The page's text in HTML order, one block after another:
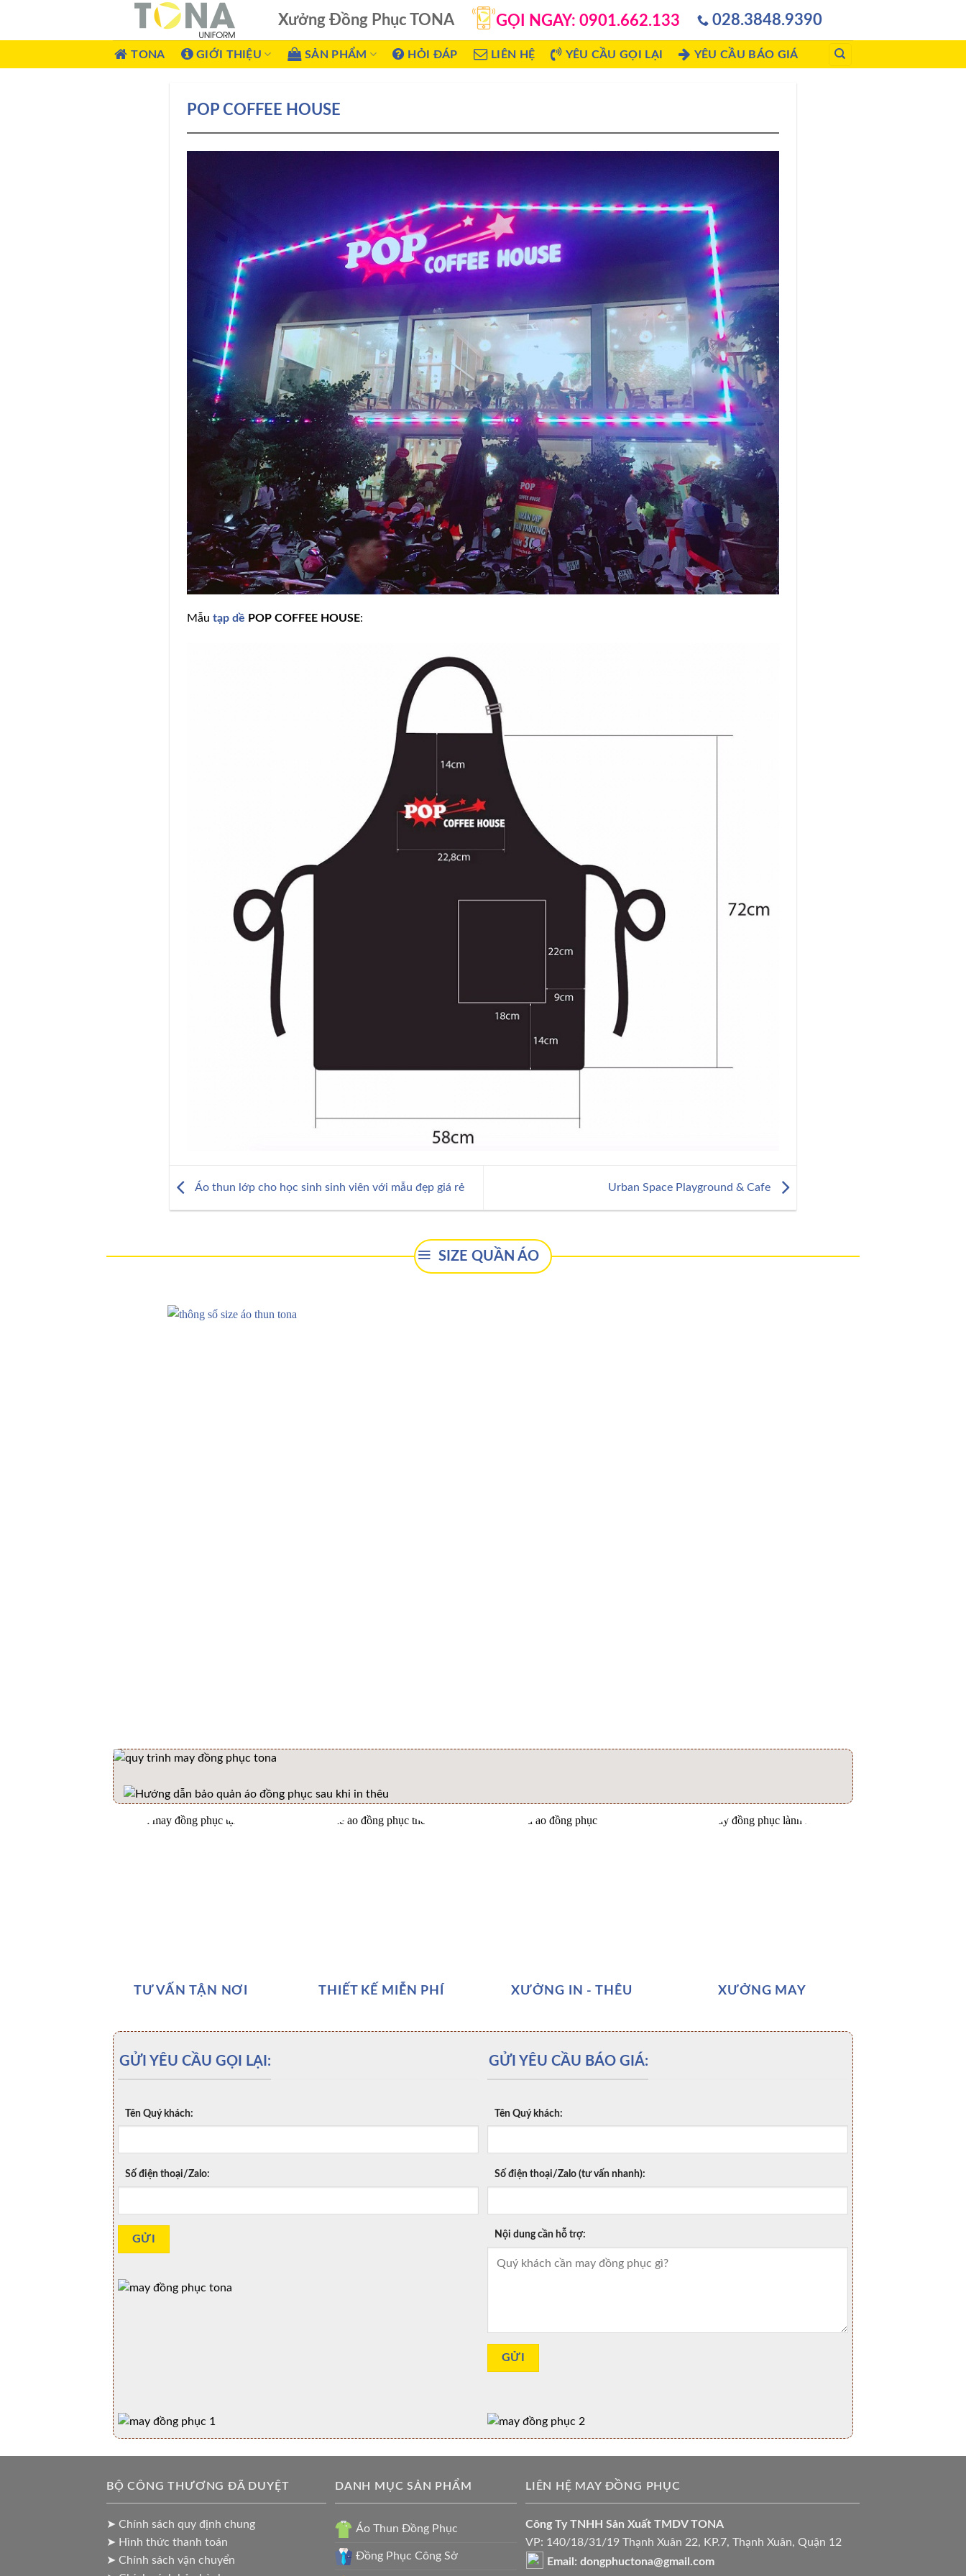
Xưởng Đồng Phục TONA GỌI NGAY: 0901.662.133 028.3848.9390
TONA GIỚI THIỆU SẢN PHẨM HỎI ĐÁP LIÊN HỆ YÊU CẦU GỌI LẠI YÊU CẦU BÁO GIÁ
POP COFFEE HOUSE
Mẫutạp dề POP COFFEE HOUSE:
Áo thun lớp cho học sinh sinh viên với mẫu đẹp giá rẻ Urban Space Playground & Cafe
SIZE QUẦN ÁO
TƯ VẤN TẬN NƠI THIẾT KẾ MIỄN PHÍ XƯỞNG IN - THÊU XƯỞNG MAY
GỬI YÊU CẦU GỌI LẠI:
Tên Quý khách:
Số điện thoại/Zalo:
GỬI YÊU CẦU BÁO GIÁ:
Tên Quý khách:
Số điện thoại/Zalo (tư vấn nhanh):
Nội dung cần hỗ trợ:
BỘ CÔNG THƯƠNG ĐÃ DUYỆT
➤ Chính sách quy định chung
➤ Hình thức thanh toán
➤ Chính sách vận chuyển
DANH MỤC SẢN PHẨM
Áo Thun Đồng Phục
Đồng Phục Công Sở
LIÊN HỆ MAY ĐỒNG PHỤC
Công Ty TNHH Sản Xuất TMDV TONA
VP: 140/18/31/19 Thạnh Xuân 22, KP.7, Thạnh Xuân, Quận 12
Email: dongphuctona@gmail.com